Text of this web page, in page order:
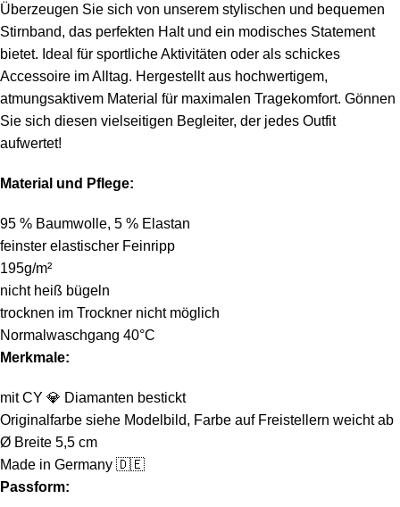
Überzeugen Sie sich von unserem stylischen und bequemen
Stirnband, das perfekten Halt und ein modisches Statement
bietet. Ideal für sportliche Aktivitäten oder als schickes
Accessoire im Alltag. Hergestellt aus hochwertigem,
atmungsaktivem Material für maximalen Tragekomfort. Gönnen
Sie sich diesen vielseitigen Begleiter, der jedes Outfit
aufwertet!
Material und Pflege:
95 % Baumwolle, 5 % Elastan
feinster elastischer Feinripp
195g/m²
nicht heiß bügeln
trocknen im Trockner nicht möglich
Normalwaschgang 40°C
Merkmale:
mit CY 💎 Diamanten bestickt
Originalfarbe siehe Modelbild, Farbe auf Freistellern weicht ab
Ø Breite 5,5 cm
Made in Germany 🇩🇪
Passform: